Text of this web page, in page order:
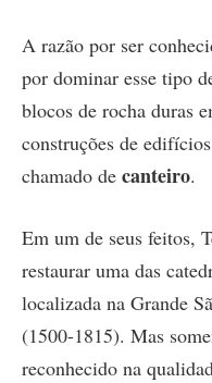
A razão por ser
por dominar esse tipo
blocos de rocha duras
construções de
chamado de canteiro.
Em um de seus feitos,
restaurar uma das
localizada na Grande
(1500-1815). Mas
reconhecido na